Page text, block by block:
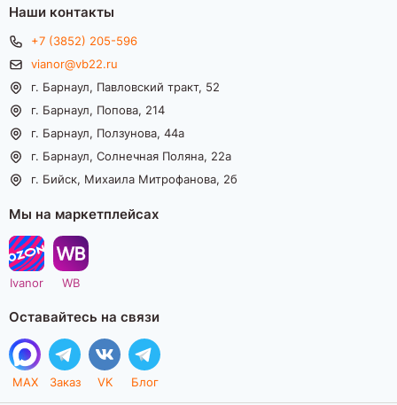
Наши контакты
+7 (3852) 205-596
vianor@vb22.ru
г. Барнаул, Павловский тракт, 52
г. Барнаул, Попова, 214
г. Барнаул, Ползунова, 44а
г. Барнаул, Солнечная Поляна, 22а
г. Бийск, Михаила Митрофанова, 2б
Мы на маркетплейсах
Ivanor WB
Оставайтесь на связи
MAX Заказ VK Блог